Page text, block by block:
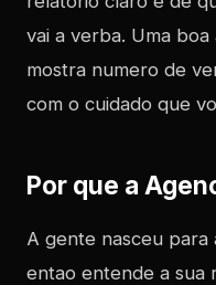
vai a verba. Uma boa
mostra numero de
com o cuidado que
Por que a
A gente nasceu para
entao entende a sua